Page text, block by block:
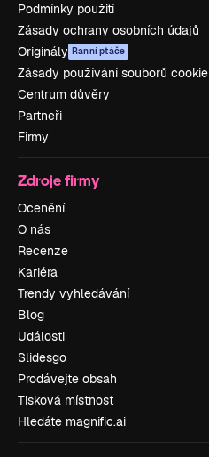
Podmínky použití
Zásady ochrany osobních údajů
Originály Ranní ptáče
Zásady používání souborů cookie
Centrum důvěry
Partneři
Firmy
Zdroje firmy
Ocenění
O nás
Recenze
Kariéra
Trendy vyhledávání
Blog
Události
Slidesgo
Prodávejte obsah
Tisková místnost
Hledáte magnific.ai